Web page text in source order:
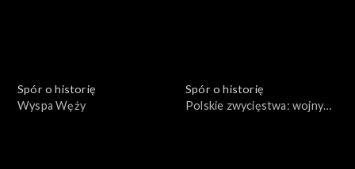
Spór o historię
Wyspa Węży
Spór o historię
Polskie zwycięstwa: wojny